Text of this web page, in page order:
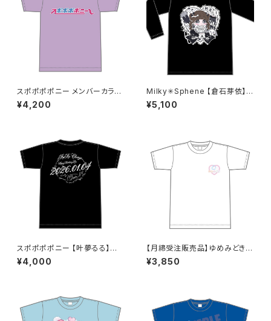
スポポポポニー メンバーカラー
シンプルデザイン ロゴTシャツ
パープル XXL〜XXXLサイズ
¥4,200
Milky✳︎Sphene 【倉石芽依】生
誕祭ロンT 2XL〜3XLサイズ
¥5,100
スポポポポニー 【叶夢るる】生
誕祭Tシャツ ブラック S〜XLサ
イズ
¥4,000
【月締受注販売品】ゆめみどきT
¥3,850